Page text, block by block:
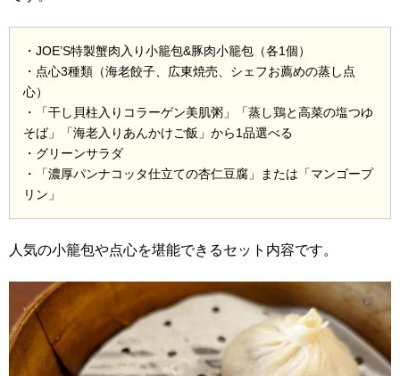
・JOE’S特製蟹肉入り小籠包&豚肉小籠包（各1個）
・点心3種類（海老餃子、広東焼売、シェフお薦めの蒸し点
心）
・「干し貝柱入りコラーゲン美肌粥」「蒸し鶏と高菜の塩つゆ
そば」「海老入りあんかけご飯」から1品選べる
・グリーンサラダ
・「濃厚パンナコッタ仕立ての杏仁豆腐」または「マンゴープ
リン」
人気の小籠包や点心を堪能できるセット内容です。